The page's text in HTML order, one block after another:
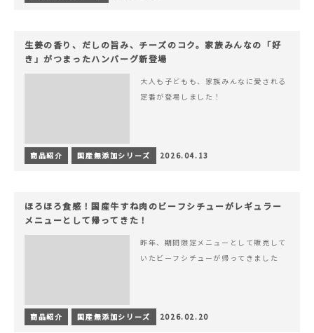
生姜の香り、だしの旨み、チーズのコク。家族みんなの「好
き」がつまったハンバーグ新登場
大人も子どもも、家族みんなに愛される
定番が登場しました！
商品紹介 国産無添加シリーズ 2026.04.13
ほろほろ食感！国産牛すね肉のビーフシチューがレギュラー
メニューとして帰ってきた！
昨年、期間限定メニューとして販売して
いたビーフシチューが帰ってきました
商品紹介 国産無添加シリーズ 2026.02.20